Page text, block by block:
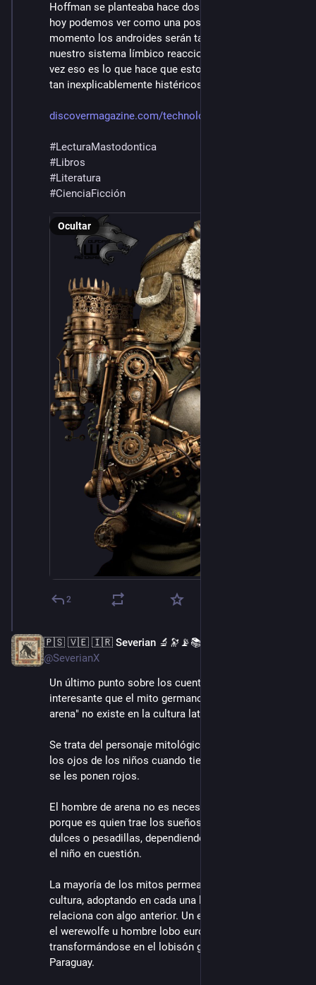
Hoffman se planteaba hace dos siglos lo que recién
hoy podemos ver como una posibilidad real: en algún
momento los androides serán tan humanos que
nuestro sistema límbico reaccionará ante ellos. Tal
vez eso es lo que hace que estos señores se pongan
tan inexplicablemente histéricos
discovermagazine.com/technolog
#LecturaMastodontica
#Libros
#Literatura
#CienciaFicción
Ocultar
2
🇵🇸 🇻🇪 🇮🇷 Severian 🔬🔭📡📚
@SeverianX
Un último punto sobre los cuentos de hoy: es
interesante que el mito germano de "El hombre de
arena" no existe en la cultura latina.
Se trata del personaje mitológico que echa arena en
los ojos de los niños cuando tienen sueño, y por eso
se les ponen rojos.
El hombre de arena no es necesariamente malvado,
porque es quien trae los sueños, que pueden ser
dulces o pesadillas, dependiendo de cuánto le agrade
el niño en cuestión.
La mayoría de los mitos permean de cultura en
cultura, adoptando en cada una la forma que lo
relaciona con algo anterior. Un ejemplo interesante es
el werewolfe u hombre lobo europeo
transformándose en el lobisón guaraní en Argentina y
Paraguay.